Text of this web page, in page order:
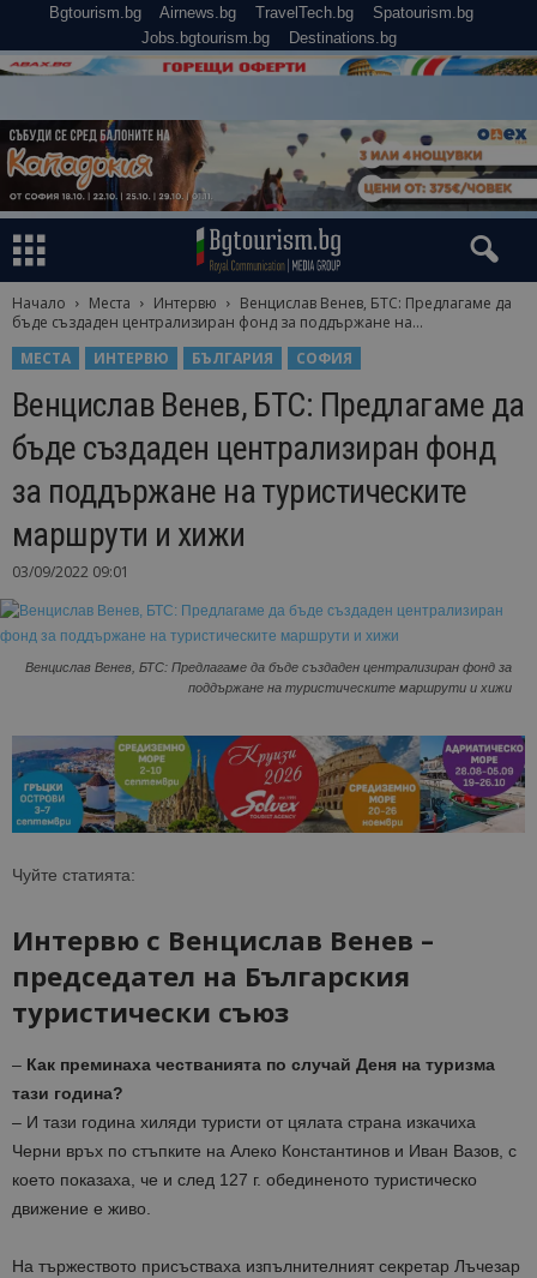
Bgtourism.bg Airnews.bg TravelTech.bg
Spatourism.bg
Jobs.bgtourism.bg
Destinations.bg
Начало Места Интервю
Венцислав Венев, БТС: Предлагаме да
бъде създаден централизиран фонд за поддържане на...
МЕСТА
ИНТЕРВЮ БЪЛГАРИЯ СОФИЯ
Венцислав Венев, БТС: Предлагаме да
бъде създаден централизиран фонд
за поддържане на туристическите
маршрути и хижи
03/09/2022 09:01
Венцислав Венев, БТС: Предлагаме да бъде създаден централизиран фонд за
поддържане на туристическите маршрути и хижи
Чуйте статията:
Интервю с Венцислав Венев –
председател на Българския
туристически съюз
– Как преминаха честванията по случай Деня на туризма
тази година?
– И тази година хиляди туристи от цялата страна изкачиха
Черни връх по стъпките на Алеко Константинов и Иван Вазов, с
което показаха, че и след 127 г. обединеното туристическо
движение е живо.
На тържеството присъстваха изпълнителният секретар Лъчезар